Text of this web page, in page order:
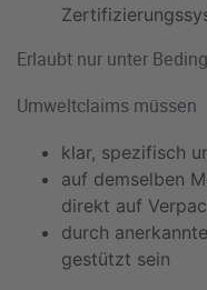
Erlaubt nur unter
Umweltclaims müssen
klar, spezifisch
auf demselben
direkt auf
durch
gestützt sein